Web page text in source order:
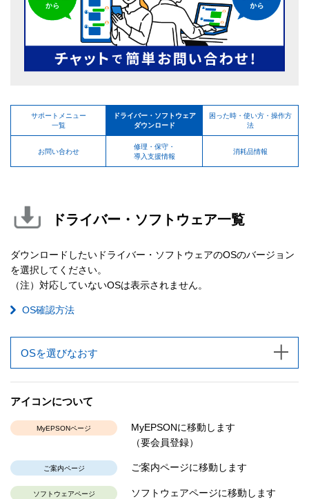
サポートメニュー
一覧
ドライバー・ソフトウェア
ダウンロード
困った時・使い方・操作方
法
お問い合わせ
修理・保守・
導入支援情報
消耗品情報
ドライバー・ソフトウェア一覧
ダウンロードしたいドライバー・ソフトウェアのOSのバージョン
を選択してください。
（注）対応していないOSは表示されません。
OS確認方法
OSを選びなおす
アイコンについて
MyEPSONページ
MyEPSONに移動します
（要会員登録）
ご案内ページ ご案内ページに移動します
ソフトウェアページ ソフトウェアページに移動します